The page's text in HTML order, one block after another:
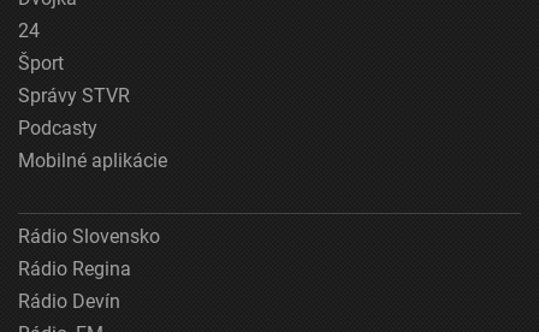
24
Šport
Správy STVR
Podcasty
Mobilné aplikácie
Rádio Slovensko
Rádio Regina
Rádio Devín